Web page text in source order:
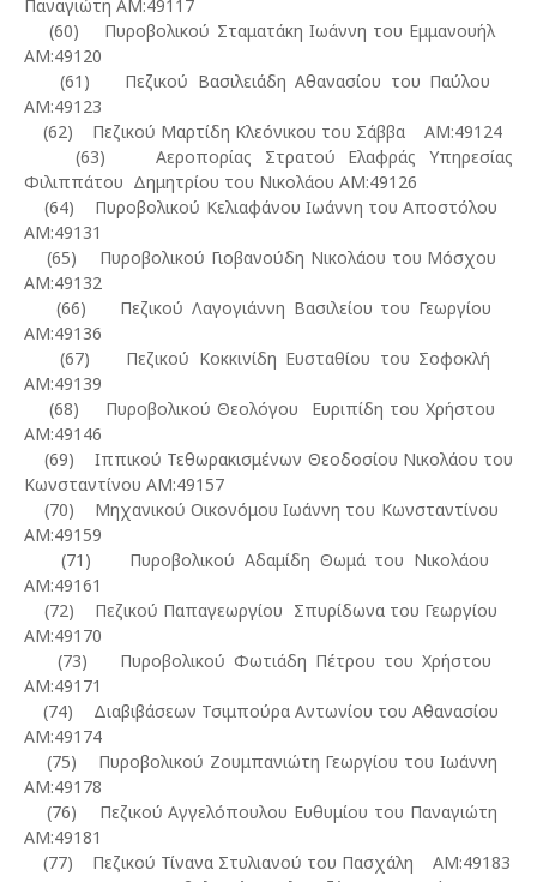
Παναγιώτη ΑΜ:49117
(60) Πυροβολικού Σταματάκη Ιωάννη του Εμμανουήλ
ΑΜ:49120
(61) Πεζικού Βασιλειάδη Αθανασίου του Παύλου
ΑΜ:49123
(62) Πεζικού Μαρτίδη Κλεόνικου του Σάββα ΑΜ:49124
(63) Αεροπορίας Στρατού Ελαφράς Υπηρεσίας
Φιλιππάτου Δημητρίου του Νικολάου ΑΜ:49126
(64) Πυροβολικού Κελιαφάνου Ιωάννη του Αποστόλου
ΑΜ:49131
(65) Πυροβολικού Γιοβανούδη Νικολάου του Μόσχου
ΑΜ:49132
(66) Πεζικού Λαγογιάννη Βασιλείου του Γεωργίου
ΑΜ:49136
(67) Πεζικού Κοκκινίδη Ευσταθίου του Σοφοκλή
ΑΜ:49139
(68) Πυροβολικού Θεολόγου Ευριπίδη του Χρήστου
ΑΜ:49146
(69) Ιππικού Τεθωρακισμένων Θεοδοσίου Νικολάου του
Κωνσταντίνου ΑΜ:49157
(70) Μηχανικού Οικονόμου Ιωάννη του Κωνσταντίνου
ΑΜ:49159
(71) Πυροβολικού Αδαμίδη Θωμά του Νικολάου
ΑΜ:49161
(72) Πεζικού Παπαγεωργίου Σπυρίδωνα του Γεωργίου
ΑΜ:49170
(73) Πυροβολικού Φωτιάδη Πέτρου του Χρήστου
ΑΜ:49171
(74) Διαβιβάσεων Τσιμπούρα Αντωνίου του Αθανασίου
ΑΜ:49174
(75) Πυροβολικού Ζουμπανιώτη Γεωργίου του Ιωάννη
ΑΜ:49178
(76) Πεζικού Αγγελόπουλου Ευθυμίου του Παναγιώτη
ΑΜ:49181
(77) Πεζικού Τίνανα Στυλιανού του Πασχάλη ΑΜ:49183